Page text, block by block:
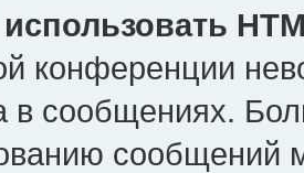
конференции
в сообщениях.
сообщений